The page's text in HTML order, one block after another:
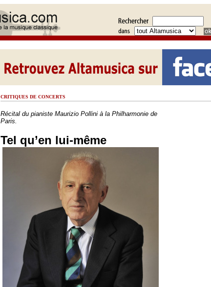
CRITIQUES DE CONCERTS
Récital du pianiste Maurizio Pollini à la Philharmonie de
Paris.
Tel qu’en lui-même